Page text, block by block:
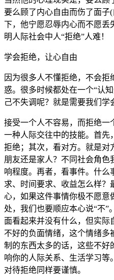
要么顾了内心自由而伤了面子
下，他宁愿忍辱内心而不愿丢
明人际社会中人“拒绝”人难！
学会拒绝，让心自由
因为很多人不懂拒绝，不会拒
惑。很多时候都处在一个“认
己不失调呢？就是需要我们学
接受一个人不容易，而拒绝一
一种人际交往中的技能。首先
拒绝；其次，看对方。就是对
朋友还是家人？不同社会角
响程度。再者，看事件。什
求、时间要求、收益怎么样
心，如果这件事情你极不愿意
处，我们也要顺应本心说“不”
面看起来并没有什么，但实际
不好的负面情绪，这个情绪多
制的东西太多的话，这些不好
响你的人际关系、生活学习等
对待拒绝同样要谨慎。